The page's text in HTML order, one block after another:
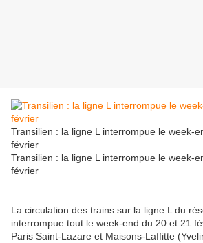
Transilien : la ligne L interrompue le week-
février
Transilien : la ligne L interrompue le week-
février
La circulation des trains sur la ligne L du
interrompue tout le week-end du 20 et 21
Paris Saint-Lazare et Maisons-Laffitte